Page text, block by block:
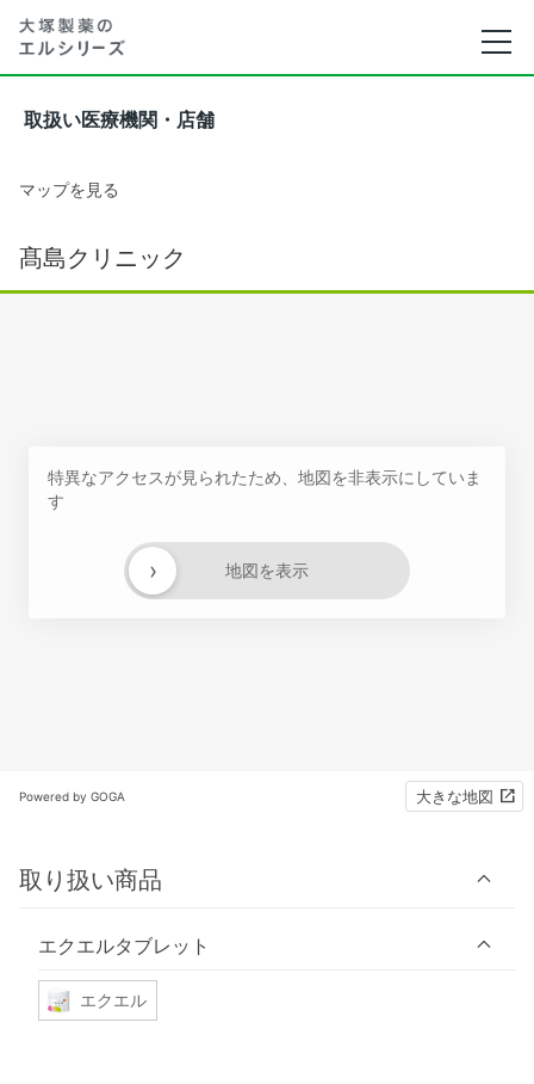
取扱い医療機関・店舗
マップを見る
髙島クリニック
特異なアクセスが見られたため、地図を非表示にしていま
す
地図を表示
›
Powered by GOGA 大きな地図
取り扱い商品
エクエルタブレット
エクエル